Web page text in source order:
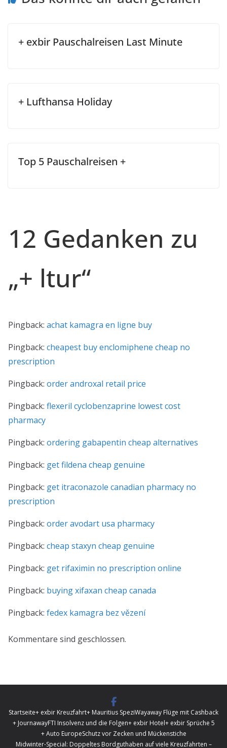
+ exbir Pauschalreisen Last Minute
+ Lufthansa Holiday
Top 5 Pauschalreisen +
12 Gedanken zu
„+ ltur“
Pingback: achat kamagra en ligne buy
Pingback: cheapest buy enclomiphene cheap no
prescription
Pingback: order androxal retail price
Pingback: flexeril cyclobenzaprine lowest cost
pharmacy
Pingback: ordering gabapentin cheap alternatives
Pingback: get fildena cheap genuine
Pingback: get itraconazole canadian pharmacy no
prescription
Pingback: order avodart usa pharmacy
Pingback: cheap staxyn cheap genuine
Pingback: get rifaximin no prescription online
Pingback: buying xifaxan cheap canada
Pingback: fedex kamagra bez vězení
Kommentare sind geschlossen.
Startseite+ exbir Kreuzfahrt+ Mauritius SpeziWayaway Flüge mit Cashback
+ JournawayFTI Insolvenz und die Folgen+ exbir Hotel+ exbir Sprüche 5
+ Auto EuropeSchutz vor Zecken und Mückenstiche
Midwinter-Special: Doppeltes Bordguthaben auf viele Kreuzfahrten –